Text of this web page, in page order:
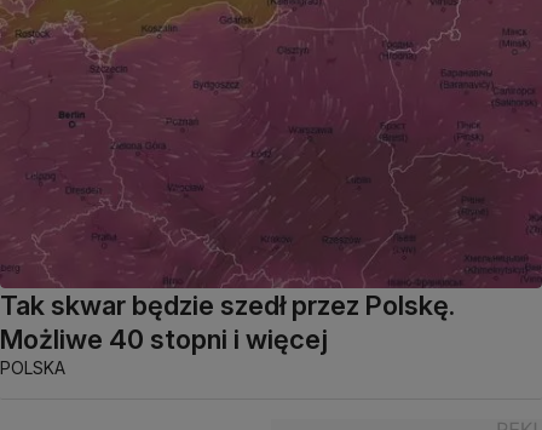
Tak skwar będzie szedł przez Polskę.
Możliwe 40 stopni i więcej
POLSKA